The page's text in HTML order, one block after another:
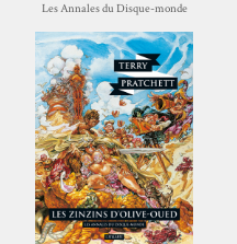
Les Annales du Disque-monde